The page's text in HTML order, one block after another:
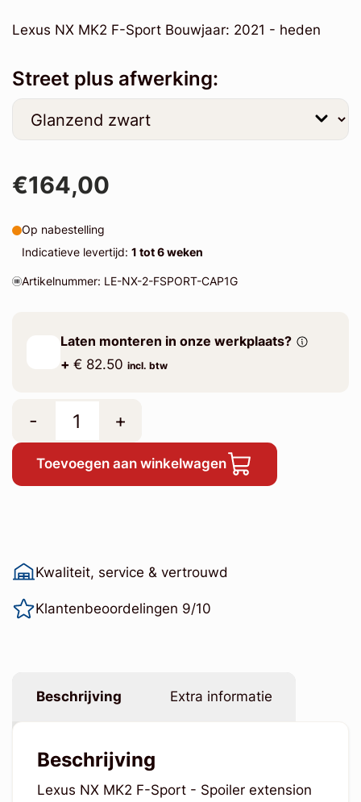
Lexus NX MK2 F-Sport Bouwjaar: 2021 - heden
Street plus afwerking:
€164,00
Op nabestelling
Indicatieve levertijd: 1 tot 6 weken
Artikelnummer: LE-NX-2-FSPORT-CAP1G
Laten monteren in onze werkplaats?
+ € 82.50 incl. btw
- +
Toevoegen aan winkelwagen
Kwaliteit, service & vertrouwd
Klantenbeoordelingen 9/10
Beschrijving Extra informatie
Beschrijving
Lexus NX MK2 F-Sport - Spoiler extension